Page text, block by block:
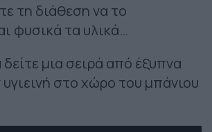
τη διάθεση να το
φυσικά τα υλικά…
μια σειρά από έξυπνα
υγιεινή στο χώρο του μπάνιου